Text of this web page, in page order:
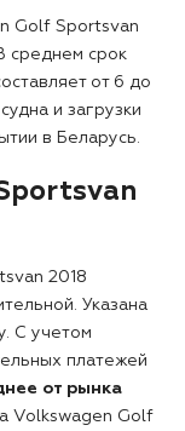
Golf Sportsvan
среднем срок
от 6 до
и загрузки
в Беларусь.
2018
Указана
С учетом
платежей
от рынка
Volkswagen Golf